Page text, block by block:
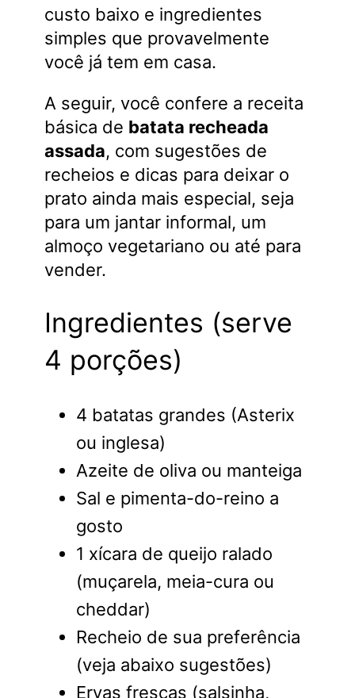
custo baixo e ingredientes
simples que provavelmente
você já tem em casa.
A seguir, você confere a receita
básica de batata recheada
assada, com sugestões de
recheios e dicas para deixar o
prato ainda mais especial, seja
para um jantar informal, um
almoço vegetariano ou até para
vender.
Ingredientes (serve
4 porções)
4 batatas grandes (Asterix
ou inglesa)
Azeite de oliva ou manteiga
Sal e pimenta-do-reino a
gosto
1 xícara de queijo ralado
(muçarela, meia-cura ou
cheddar)
Recheio de sua preferência
(veja abaixo sugestões)
Ervas frescas (salsinha,